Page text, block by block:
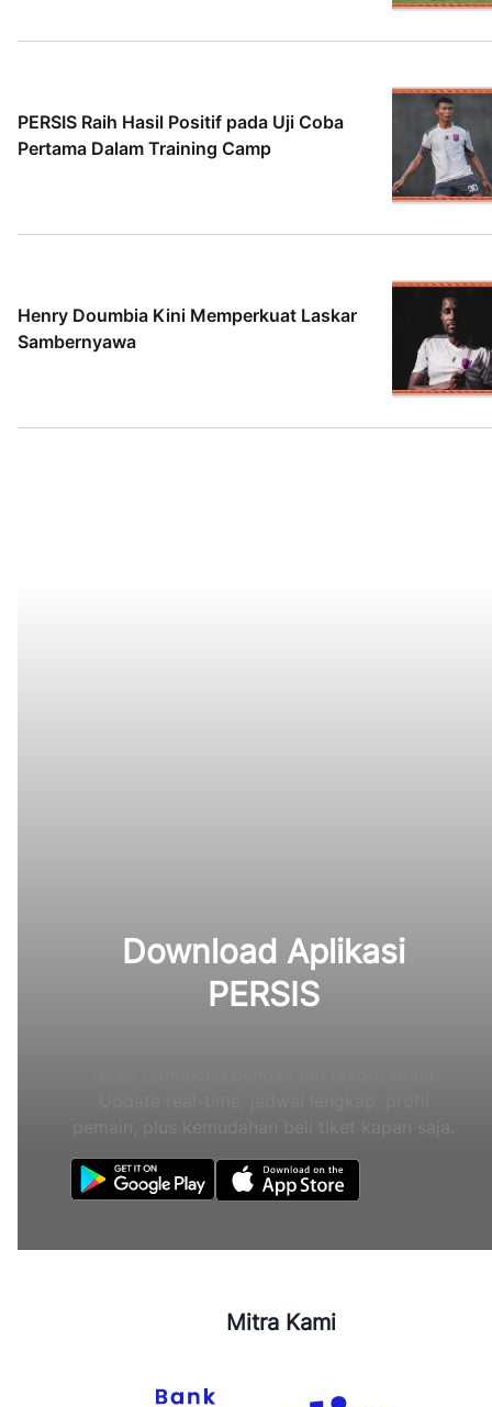
PERSIS Raih Hasil Positif pada Uji Coba
Pertama Dalam Training Camp
Henry Doumbia Kini Memperkuat Laskar
Sambernyawa
Download Aplikasi
PERSIS
Mitra Kami